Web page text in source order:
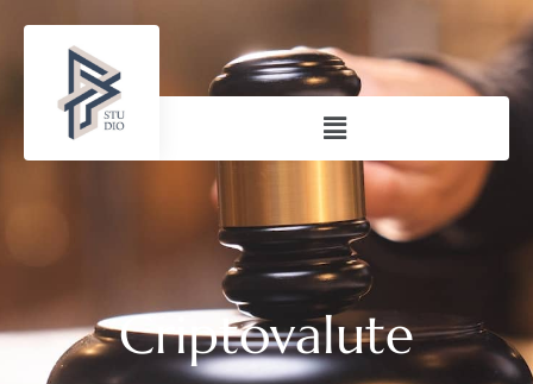
Criptovalute